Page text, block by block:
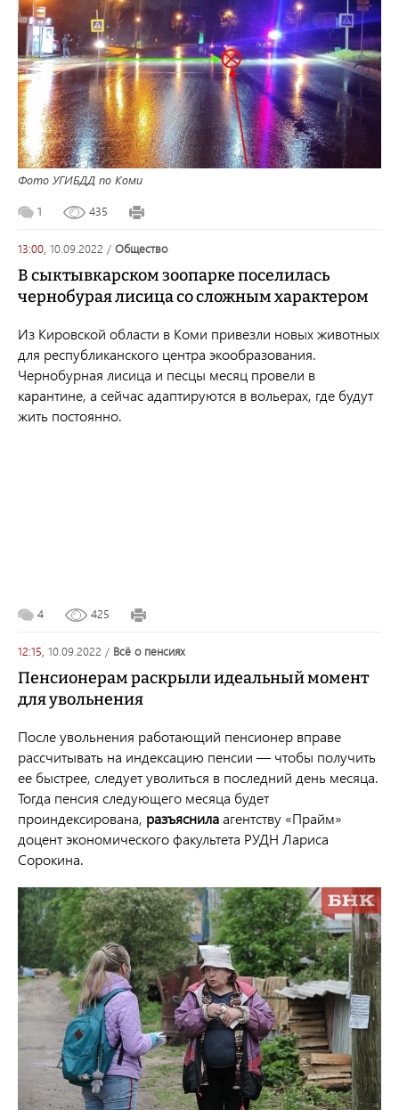
Фото УГИБДД по Коми
1 435
13:00, 10.09.2022 / общество
В сыктывкарском зоопарке поселилась
чернобурая лисица со сложным характером
Из Кировской области в Коми привезли новых животных
для республиканского центра экообразования.
Чернобурная лисица и песцы месяц провели в
карантине, а сейчас адаптируются в вольерах, где будут
жить постоянно.
4 425
12:15, 10.09.2022 / всё о пенсиях
Пенсионерам раскрыли идеальный момент
для увольнения
После увольнения работающий пенсионер вправе
рассчитывать на индексацию пенсии — чтобы получить
ее быстрее, следует уволиться в последний день месяца.
Тогда пенсия следующего месяца будет
проиндексирована, разъяснилаагентству «Прайм»
доцент экономического факультета РУДН Лариса
Сорокина.